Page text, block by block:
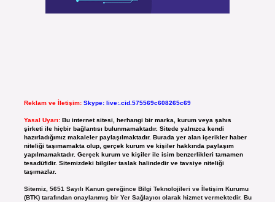
Reklam ve İletişim: Skype: live:.cid.575569c608265c69
Yasal Uyarı: Bu internet sitesi, herhangi bir marka, kurum veya şahıs
şirketi ile hiçbir bağlantısı bulunmamaktadır. Sitede yalnızca kendi
hazırladığımız makaleler paylaşılmaktadır. Burada yer alan içerikler haber
niteliği taşımamakta olup, gerçek kurum ve kişiler hakkında paylaşım
yapılmamaktadır. Gerçek kurum ve kişiler ile isim benzerlikleri tamamen
tesadüfidir. Sitemizdeki bilgiler taslak halindedir ve tavsiye niteliği
taşımazlar.
Sitemiz, 5651 Sayılı Kanun gereğince Bilgi Teknolojileri ve İletişim Kurumu
(BTK) tarafından onaylanmış bir Yer Sağlayıcı olarak hizmet vermektedir. Bu